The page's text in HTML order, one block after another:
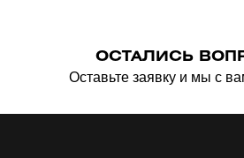
ОСТАЛИСЬ
Оставьте заявку и мы с